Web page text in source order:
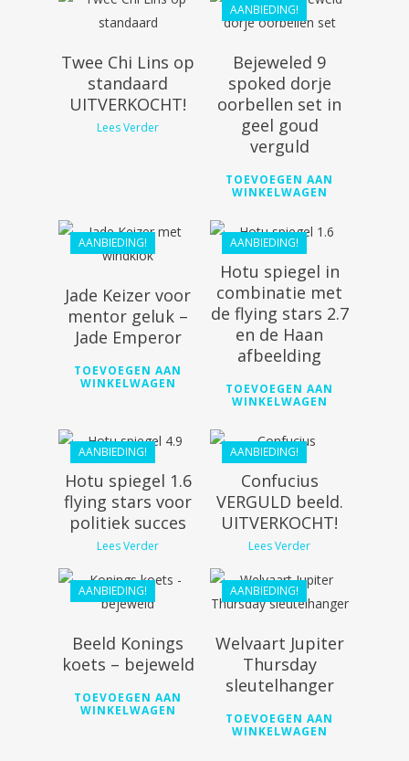
Twee Chi Lins op
standaard
UITVERKOCHT!
Lees Verder
AANBIEDING!
Bejeweled 9
spoked dorje
oorbellen set in
geel goud
verguld
TOEVOEGEN AAN
WINKELWAGEN
AANBIEDING!
Jade Keizer voor
mentor geluk –
Jade Emperor
TOEVOEGEN AAN
WINKELWAGEN
AANBIEDING!
€68.10
€43.20
Hotu spiegel in
combinatie met
de flying stars 2.7
en de Haan
afbeelding
TOEVOEGEN AAN
WINKELWAGEN
AANBIEDING!
€ 68.10
€61.29
Hotu spiegel 1.6
flying stars voor
politiek succes
Lees Verder
AANBIEDING!
€106.80
96.12
Confucius
VERGULD beeld.
UITVERKOCHT!
Lees Verder
AANBIEDING!
€33.99
€30.59
Beeld Konings
koets – bejeweld
TOEVOEGEN AAN
WINKELWAGEN
AANBIEDING!
€22.49
Welvaart Jupiter
Thursday
sleutelhanger
TOEVOEGEN AAN
WINKELWAGEN